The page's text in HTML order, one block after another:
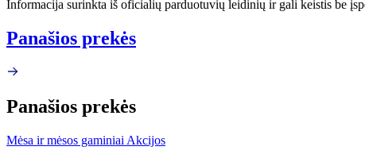
Informacija surinkta iš oficialių parduotuvių leidinių ir gali keistis be
Panašios prekės
Panašios prekės
Mėsa ir mėsos gaminiai Akcijos